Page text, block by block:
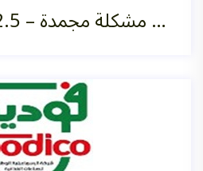
خضروات مشكلة مجمدة – 2.5 كجم ×‏ 4 (مصر)